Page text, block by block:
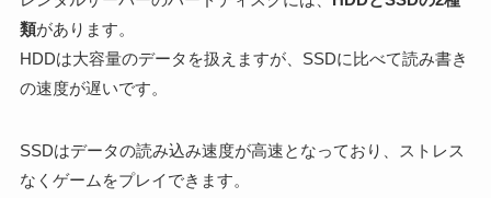
類があります。
HDDは大容量のデータを扱えますが、SSDに比べて読み書き
の速度が遅いです。
SSDはデータの読み込み速度が高速となっており、ストレス
なくゲームをプレイできます。